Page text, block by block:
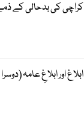
کراچی کی بدحالی کے
ابلاغ اور ابلاغِ عامہ